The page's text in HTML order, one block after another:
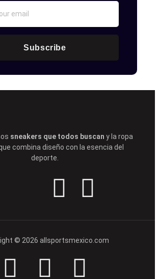
Subscribe
sneakers que todos buscan y la ropa
combina diseño con la esencia del
deporte.
© 2026 allsportsmexico.com